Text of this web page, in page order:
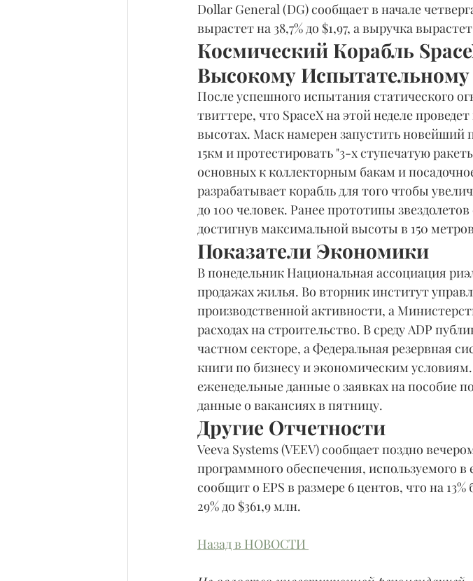
Dollar General (DG) сообщает в начале
вырастет на 38,7% до $1,97, а выручка
Космический Корабль
Высокому Испытательному
После успешного испытания статического
твиттере, что SpaceX на этой неделе
высотах. Маск намерен запустить
15км и протестировать "3-х ступечатую
основных к коллекторным бакам и
разрабатывает корабль для того чтобы
до 100 человек. Ранее прототипы
достигнув максимальной высоты в 150
Показатели Экономики
В понедельник Национальная ассоциация
продажах жилья. Во вторник институт
производственной активности, а
расходах на строительство. В среду ADP
частном секторе, а Федеральная резервная
книги по бизнесу и экономическим
еженедельные данные о заявках на пособие
данные о вакансиях в пятницу.
Другие Отчетности
Veeva Systems (VEEV) сообщает поздно
программного обеспечения, используемого
сообщит о EPS в размере 6 центов, что на
29% до $361,9 млн.
Назад в НОВОСТИ